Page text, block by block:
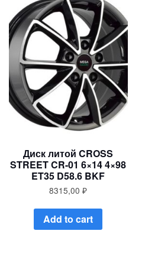
Диск литой CROSS
STREET CR-01 6×14 4×98
ET35 D58.6 BKF
8315,00₽
Add to cart